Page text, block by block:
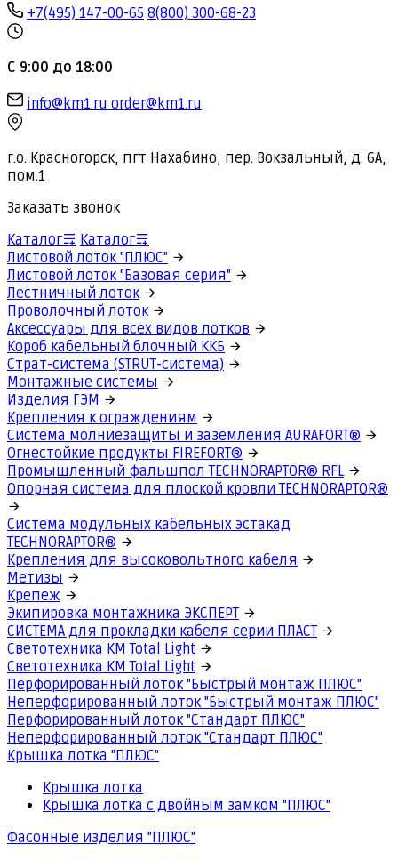
+7(495) 147-00-65 8(800) 300-68-23
С 9:00 до 18:00
info@km1.ru order@km1.ru
г.о. Красногорск, пгт Нахабино, пер. Вокзальный, д. 6А,
пом.1
Заказать звонок
Каталог
Каталог
Листовой лоток "ПЛЮС"
Листовой лоток "Базовая серия"
Лестничный лоток
Проволочный лоток
Аксессуары для всех видов лотков
Короб кабельный блочный ККБ
Страт-система (STRUT-система)
Монтажные системы
Изделия ГЭМ
Крепления к ограждениям
Система молниезащиты и заземления AURAFORT®
Огнестойкие продукты FIREFORT®
Промышленный фальшпол TECHNORAPTOR® RFL
Опорная система для плоской кровли TECHNORAPTOR®
Система модульных кабельных эстакад
TECHNORAPTOR®
Крепления для высоковольтного кабеля
Метизы
Крепеж
Экипировка монтажника ЭКСПЕРТ
СИСТЕМА для прокладки кабеля серии ПЛАСТ
Светотехника КМ Total Light
Светотехника КМ Total Light
Перфорированный лоток "Быстрый монтаж ПЛЮС"
Неперфорированный лоток "Быстрый монтаж ПЛЮС"
Перфорированный лоток "Стандарт ПЛЮС"
Неперфорированный лоток "Стандарт ПЛЮС"
Крышка лотка "ПЛЮС"
Крышка лотка
Крышка лотка с двойным замком "ПЛЮС"
Фасонные изделия "ПЛЮС"